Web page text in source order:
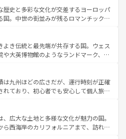
性で訪れる人を魅了する。 なお、新着のスペイン情報は コ
照してほしい。
チ、そして豊かな自然が、訪れる者を心
た、フランスは美食の国としても知ら
の発祥地であるランス、プロヴァンスの
ー畑など、多彩な楽しみ方が可能だ。さ
地域にも魅力が溢れており、どの街角に
ぶとそれぞれで全く異なる文化を体験で
ろう。 なお、新着のフランス情報はコンテンツ一覧
。
歴史と多彩な文化が交差するヨーロッパ
国。中世の街並みが残るロマンチック街
、どこを歩いても飽きることがない。ベ
気、バイエルン州のアルプスの絶景、そ
のワイン畑といった風景は必見。ビール
ひ体験してほしい。 なお、新着の
テンツ一覧を参照してほしい。
よき伝統と最先端が共存する国。ウェス
や大英博物館のようなランドマーク、歴
魅力がある。また、優雅なアフタヌーン
きにはたまらない英国パブ、サッカー観
らこそできる体験も豊富。イギリスを旅
ほしい。
は九州ほどの広さだが、運行時刻が正確
れており、初心者でも安心して個人旅行
残る町や、スイスならではのユニークな
ルプス観光だけでなく町歩きも満喫する
民の所得が高いため物価も高いが、旅行
、広大な土地と多様な文化が魅力の国。
ら西海岸のカリフォルニアまで、訪れる